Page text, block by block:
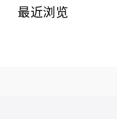
最近浏览